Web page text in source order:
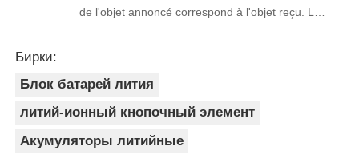
de l'objet annoncé correspond à l'objet reçu. Le
Бирки:
Блок батарей лития
литий-ионный кнопочный элемент
Акумуляторы литийные